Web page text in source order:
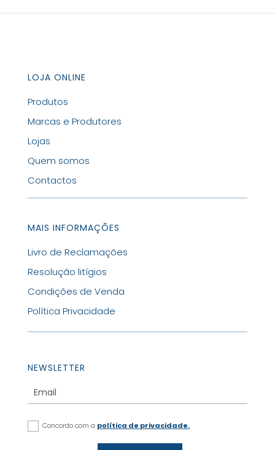
LOJA ONLINE
Produtos
Marcas e Produtores
Lojas
Quem somos
Contactos
MAIS INFORMAÇÕES
Livro de Reclamações
Resolução litígios
Condições de Venda
Política Privacidade
NEWSLETTER
Concordo com a política de privacidade.